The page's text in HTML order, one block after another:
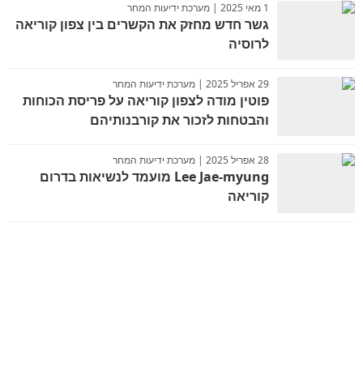
1 מאי 2025 | מערכת ידיעות המחר
גשר חדש מחזק את הקשרים בין צפון קוריאה
לרוסיה
29 אפריל 2025 | מערכת ידיעות המחר
פוטין מודה לצפון קוריאה על פריסת הכוחות
והבטחות לזכור את קורבנותיהם
28 אפריל 2025 | מערכת ידיעות המחר
Lee Jae-myung מועמד לנשיאות בדרום
קוריאה